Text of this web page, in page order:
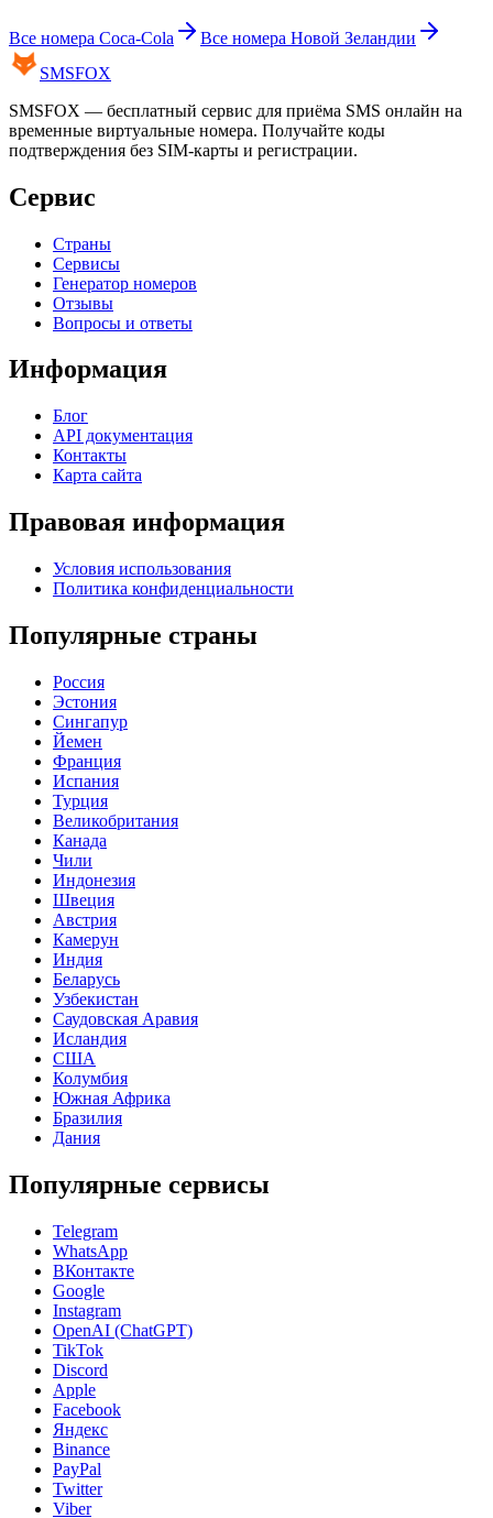
Все номера Coca-Cola Все номера Новой Зеландии
SMSFOX
SMSFOX — бесплатный сервис для приёма SMS онлайн на
временные виртуальные номера. Получайте коды
подтверждения без SIM-карты и регистрации.
Сервис
Страны
Сервисы
Генератор номеров
Отзывы
Вопросы и ответы
Информация
Блог
API документация
Контакты
Карта сайта
Правовая информация
Условия использования
Политика конфиденциальности
Популярные страны
Россия
Эстония
Сингапур
Йемен
Франция
Испания
Турция
Великобритания
Канада
Чили
Индонезия
Швеция
Австрия
Камерун
Индия
Беларусь
Узбекистан
Саудовская Аравия
Исландия
США
Колумбия
Южная Африка
Бразилия
Дания
Популярные сервисы
Telegram
WhatsApp
ВКонтакте
Google
Instagram
OpenAI (ChatGPT)
TikTok
Discord
Apple
Facebook
Яндекс
Binance
PayPal
Twitter
Viber